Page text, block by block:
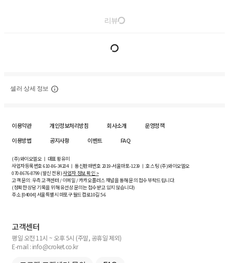
리뷰
셀러 상세 정보
이용약관 개인정보처리방침 회사소개
운영정책
이용방법
공지사항 이벤트 FAQ
(주)와이오엘오 ㅣ 대표 황유미
사업자등록번호610-86-34204ㅣ 통신판매번호 2019-서울마포-1239 ㅣ 호스팅 (주)와이오엘오
070-8676-8799 (발신 전용)사업자 정보 확인 >
고객 문의: 우측 고객센터 / 이메일 / 카카오플러스 채널을 통해 문의 접수 부탁드립니다.
(정확한 상담 기록을 위해 유선상 문의는 접수받고 있지 않습니다)
주소 [04004] 서울특별시 마포구 월드컵로10길5-6
고객센터
평일 오전 11시 ~ 오후 5시 (주말, 공휴일 제외)
E-mail : info@croket.co.kr